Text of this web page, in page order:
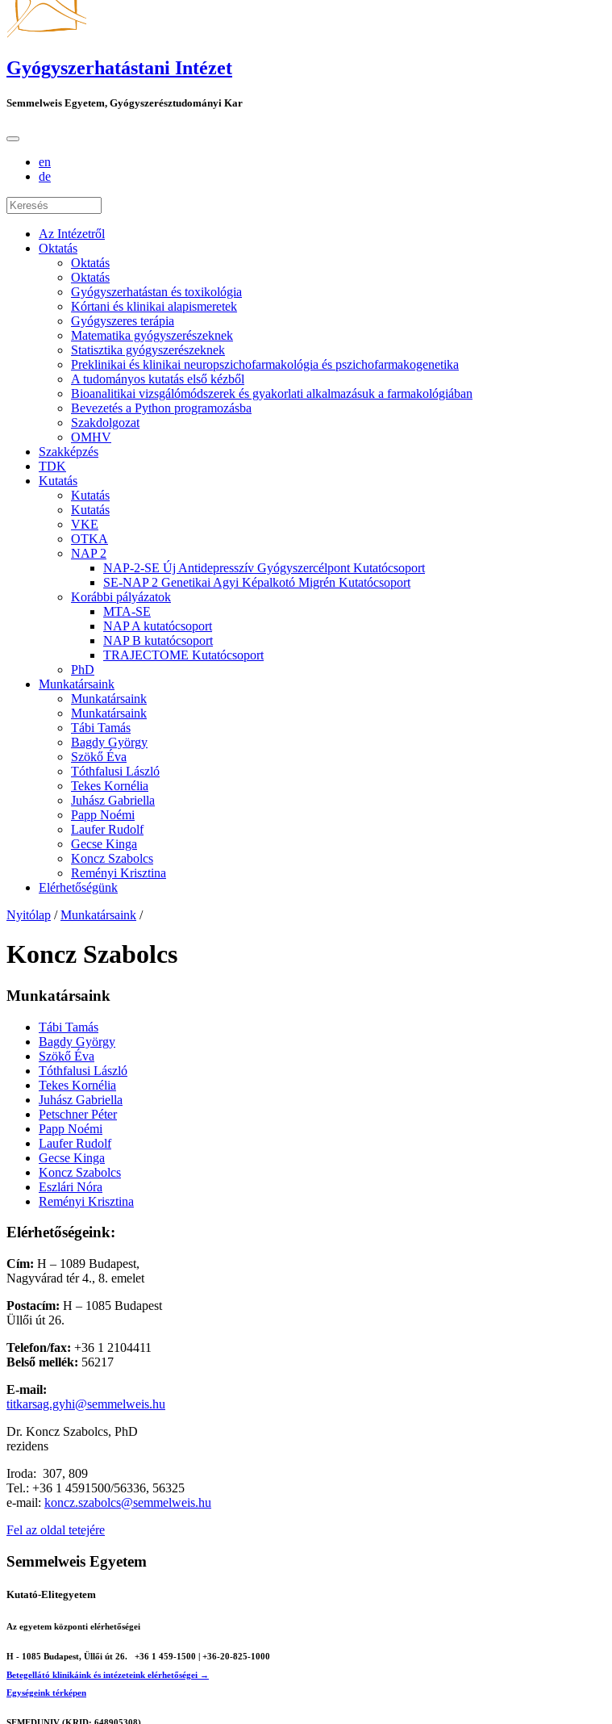
Gyógyszerhatástani Intézet
Semmelweis Egyetem, Gyógyszerésztudományi Kar
en
de
Az Intézetről
Oktatás
Oktatás
Oktatás
Gyógyszerhatástan és toxikológia
Kórtani és klinikai alapismeretek
Gyógyszeres terápia
Matematika gyógyszerészeknek
Statisztika gyógyszerészeknek
Preklinikai és klinikai neuropszichofarmakológia és pszichofarmakogenetika
A tudományos kutatás első kézből
Bioanalitikai vizsgálómódszerek és gyakorlati alkalmazásuk a farmakológiában
Bevezetés a Python programozásba
Szakdolgozat
OMHV
Szakképzés
TDK
Kutatás
Kutatás
Kutatás
VKE
OTKA
NAP 2
NAP-2-SE Új Antidepresszív Gyógyszercélpont Kutatócsoport
SE-NAP 2 Genetikai Agyi Képalkotó Migrén Kutatócsoport
Korábbi pályázatok
MTA-SE
NAP A kutatócsoport
NAP B kutatócsoport
TRAJECTOME Kutatócsoport
PhD
Munkatársaink
Munkatársaink
Munkatársaink
Tábi Tamás
Bagdy György
Szökő Éva
Tóthfalusi László
Tekes Kornélia
Juhász Gabriella
Papp Noémi
Laufer Rudolf
Gecse Kinga
Koncz Szabolcs
Reményi Krisztina
Elérhetőségünk
Nyitólap / Munkatársaink /
Koncz Szabolcs
Munkatársaink
Tábi Tamás
Bagdy György
Szökő Éva
Tóthfalusi László
Tekes Kornélia
Juhász Gabriella
Petschner Péter
Papp Noémi
Laufer Rudolf
Gecse Kinga
Koncz Szabolcs
Eszlári Nóra
Reményi Krisztina
Elérhetőségeink:
Cím: H – 1089 Budapest,
Nagyvárad tér 4., 8. emelet
Postacím: H – 1085 Budapest
Üllői út 26.
Telefon/fax: +36 1 2104411
Belső mellék: 56217
E-mail:
titkarsag.gyhi@semmelweis.hu
Dr. Koncz Szabolcs, PhD
rezidens
Iroda: 307, 809
Tel.: +36 1 4591500/56336, 56325
e-mail: koncz.szabolcs@semmelweis.hu
Fel az oldal tetejére
Semmelweis Egyetem
Kutató-Elitegyetem
Az egyetem központi elérhetőségei
H - 1085 Budapest, Üllői út 26.
+36 1 459-1500 | +36-20-825-1000
Betegellátó klinikáink és intézeteink elérhetőségei →
Egységeink térképen